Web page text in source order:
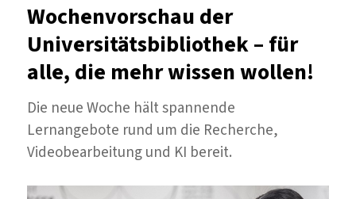
Wochenvorschau der
Universitätsbibliothek – für
alle, die mehr wissen wollen!
Die neue Woche hält spannende
Lernangebote rund um die Recherche,
Videobearbeitung und KI bereit.